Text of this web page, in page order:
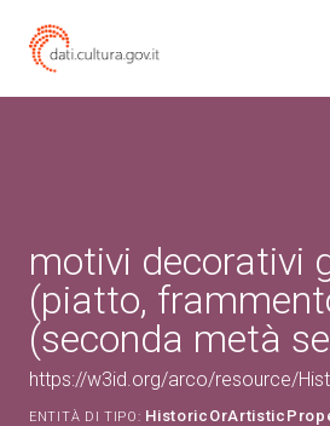
motivi decorativi
(piatto,
(seconda metà
https://w3id.org/arco/resource/
ENTITÀ DI TIPO: